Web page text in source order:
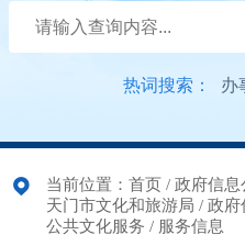
热词搜索： 办
当前位置： 首页 / 政府信息
天门市文化和旅游局 / 政府
公共文化服务 / 服务信息